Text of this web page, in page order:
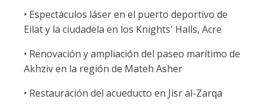
• Espectáculos láser en el puerto deportivo de
Eilat y la ciudadela en los Knights' Halls, Acre
• Renovación y ampliación del paseo marítimo de
Akhziv en la región de Mateh Asher
• Restauración del acueducto en Jisr al-Zarqa